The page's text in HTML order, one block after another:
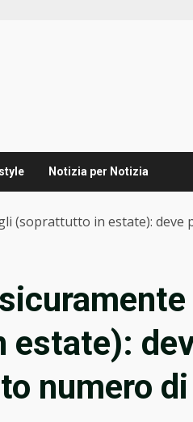
Notizia per Notizia
(soprattutto in estate):
estate):
numero